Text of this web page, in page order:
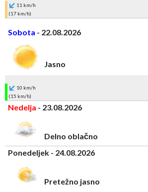
11 km/h
(17 km/h)
Sobota - 22.08.2026
Jasno
10 km/h
(15 km/h)
Nedelja - 23.08.2026
Delno oblačno
Ponedeljek - 24.08.2026
Pretežno jasno